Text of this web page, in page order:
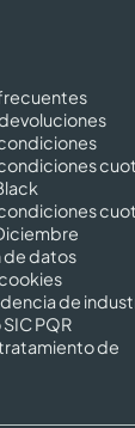
datos
de
PQR
de